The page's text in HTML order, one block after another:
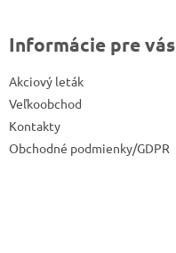
Informácie pre vás
Akciový leták
Veľkoobchod
Kontakty
Obchodné podmienky/GDPR